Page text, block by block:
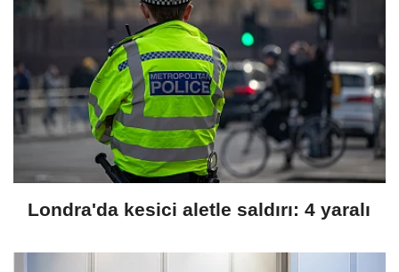
Londra'da kesici aletle saldırı: 4 yaralı